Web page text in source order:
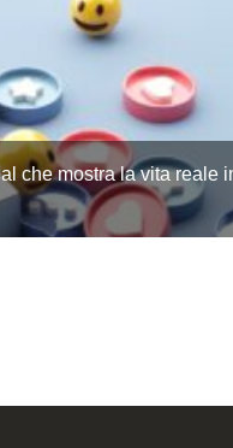
che mostra la vita reale